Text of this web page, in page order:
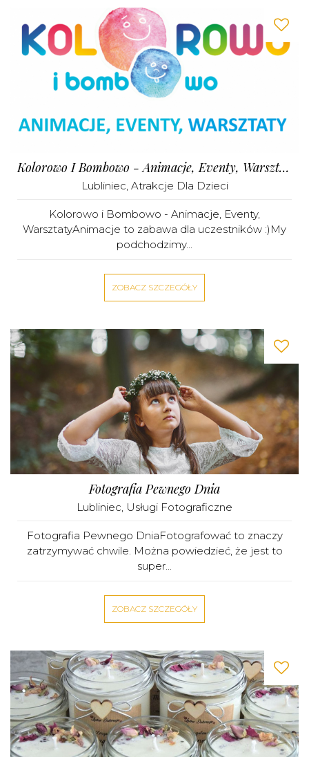
Kolorowo I Bombowo - Animacje, Eventy, Warsztaty
Lubliniec, Atrakcje Dla Dzieci
Kolorowo i Bombowo - Animacje, Eventy,
WarsztatyAnimacje to zabawa dla uczestników :)My
podchodzimy...
ZOBACZ SZCZEGÓŁY
Fotografia Pewnego Dnia
Lubliniec, Usługi Fotograficzne
Fotografia Pewnego DniaFotografować to znaczy
zatrzymywać chwile. Można powiedzieć, że jest to
super...
ZOBACZ SZCZEGÓŁY